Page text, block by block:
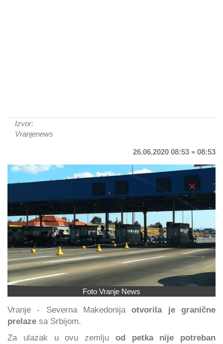
Izvor:
Vranjenews
26.06.2020 08:53 » 08:53
Foto Vranje News
Vranje - Severna Makedonijaotvorila je granične
prelaze sa Srbijom.
Za ulazak u ovu zemlju od petka nije potreban